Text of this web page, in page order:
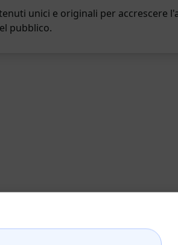
unici e originali per accrescere
pubblico.